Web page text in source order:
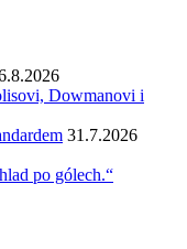
Dowmanovi i
31.7.2026
po gólech.“